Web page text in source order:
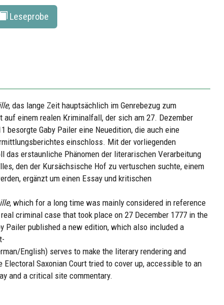
Leseprobe
, das lange Zeit hauptsächlich im Genrebezug zum
einem realen Kriminalfall, der sich am 27. Dezember
besorgte Gaby Pailer eine Neuedition, die auch eine
einschloss. Mit der vorliegenden
erstaunliche Phänomen der literarischen Verarbeitung
den der Kursächsische Hof zu vertuschen suchte, einem
ergänzt um einen Essay und kritischen
, which for a long time was mainly considered in reference
criminal case that took place on 27 December 1777 in the
Pailer published a new edition, which also included a
English) serves to make the literary rendering and
Saxonian Court tried to cover up, accessible to an
and a critical site commentary.